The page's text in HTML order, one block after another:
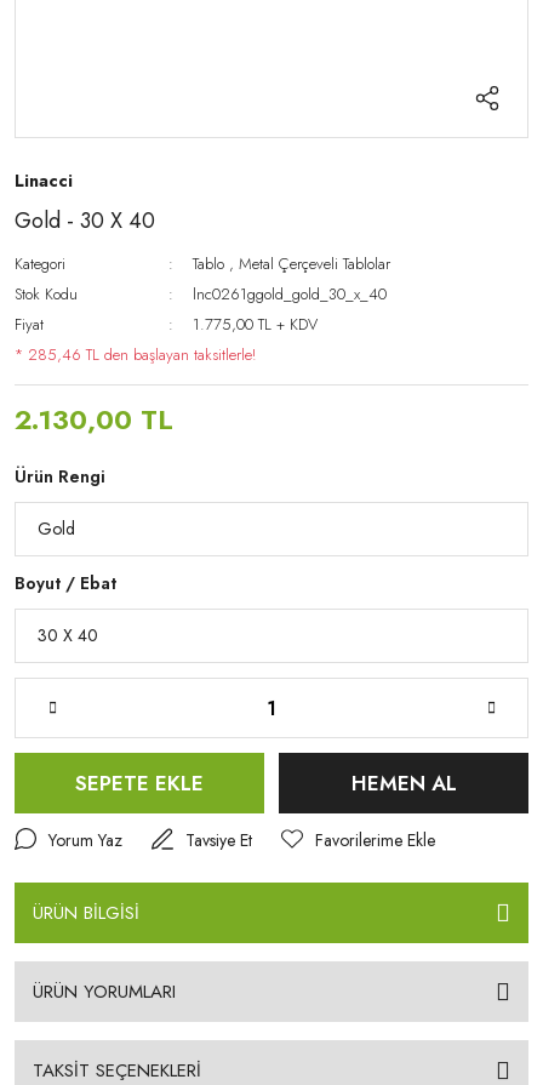
Linacci
Gold - 30 X 40
Kategori Tablo ,Metal Çerçeveli Tablolar
Stok Kodu
lnc0261ggold_gold_30_x_40
Fiyat
1.775,00 TL + KDV
* 285,46 TL den başlayan taksitlerle!
2.130,00 TL
Ürün Rengi
Boyut / Ebat
SEPETE EKLE HEMEN AL
Yorum Yaz Tavsiye Et
ÜRÜN BİLGİSİ
ÜRÜN YORUMLARI
TAKSİT SEÇENEKLERİ